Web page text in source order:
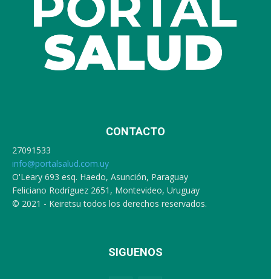
CONTACTO
27091533
info@portalsalud.com.uy
O'Leary 693 esq. Haedo, Asunción, Paraguay
Feliciano Rodríguez 2651, Montevideo, Uruguay
© 2021 - Keiretsu todos los derechos reservados.
SIGUENOS